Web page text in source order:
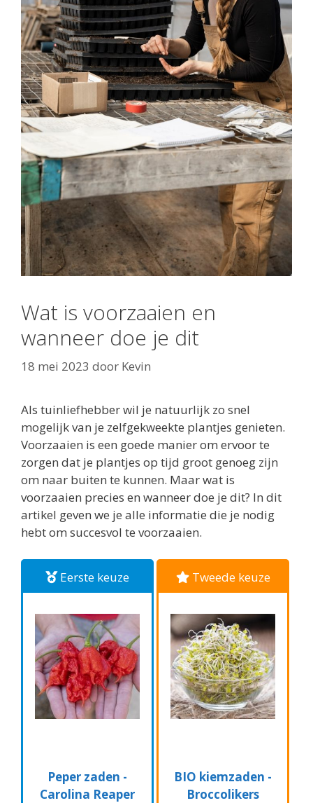
Wat is voorzaaien en
wanneer doe je dit
18 mei 2023 door Kevin
Als tuinliefhebber wil je natuurlijk zo snel
mogelijk van je zelfgekweekte plantjes genieten.
Voorzaaien is een goede manier om ervoor te
zorgen dat je plantjes op tijd groot genoeg zijn
om naar buiten te kunnen. Maar wat is
voorzaaien precies en wanneer doe je dit? In dit
artikel geven we je alle informatie die je nodig
hebt om succesvol te voorzaaien.
Eerste keuze
Peper zaden -
Carolina Reaper
Tweede keuze
BIO kiemzaden -
Broccolikers